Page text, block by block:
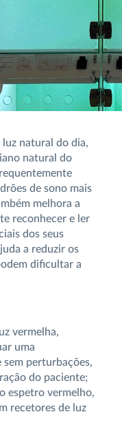
natural do dia,
natural do
de sono mais
melhora a
reconhecer e ler
dos seus
a reduzir os
dificultar a
vermelha,
uma
perturbações,
do paciente;
espetro vermelho,
recetores de luz